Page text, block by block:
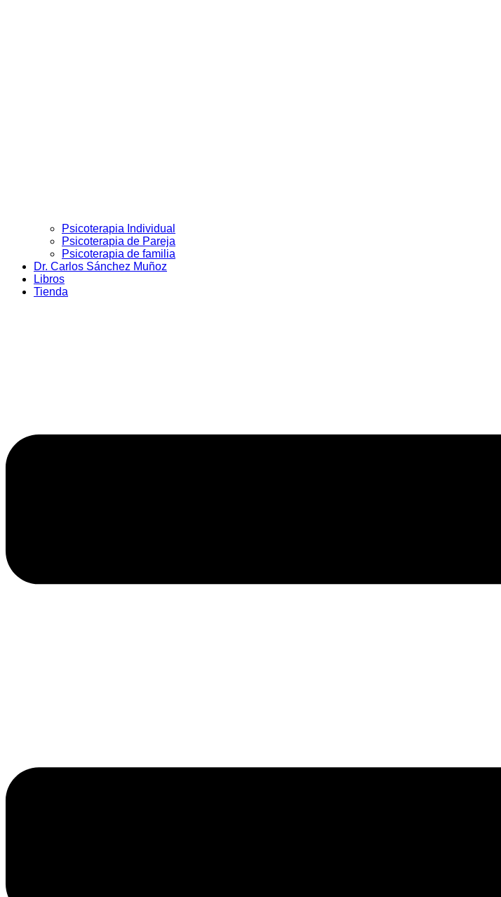
Psicoterapia Individual
Psicoterapia de Pareja
Psicoterapia de familia
Dr. Carlos Sánchez Muñoz
Libros
Tienda